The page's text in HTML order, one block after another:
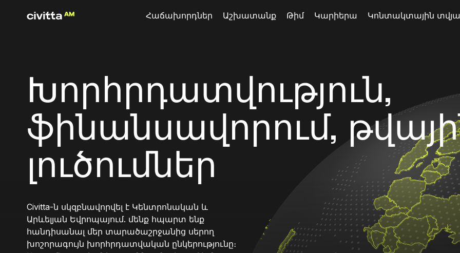
Հաճախորդներ Աշխատանք Թիմ Կարիերա Կոնտակտային
Խորհրդատվություն,
ֆինանսավորում,
լուծումներ
Civitta-ն սկզբնավորվել է Կենտրոնական և
Արևելյան Եվրոպայում. մենք հպարտ ենք
հանդիսանալ մեր տարածաշրջանից սերող
խոշորագույն խորհրդատվական ընկերությունը։